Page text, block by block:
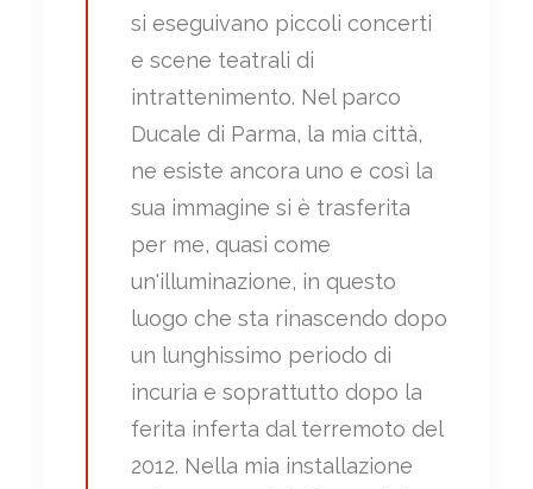
si eseguivano piccoli concerti
e scene teatrali di
intrattenimento. Nel parco
Ducale di Parma, la mia città,
ne esiste ancora uno e così la
sua immagine si è trasferita
per me, quasi come
un'illuminazione, in questo
luogo che sta rinascendo dopo
un lunghissimo periodo di
incuria e soprattutto dopo la
ferita inferta dal terremoto del
2012. Nella mia installazione